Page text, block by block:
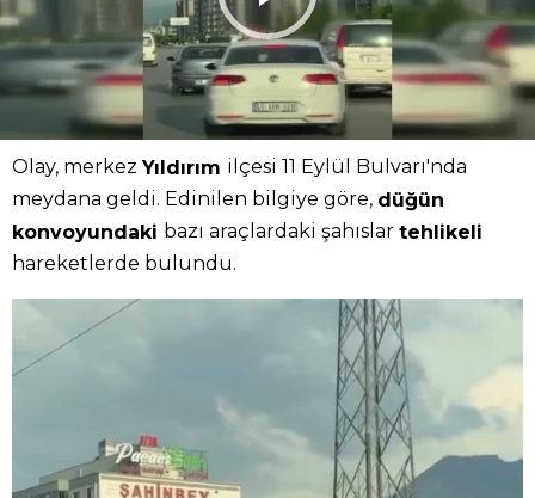
Olay, merkezYıldırım ilçesi 11 Eylül Bulvarı'nda
meydana geldi. Edinilen bilgiye göre, düğün
konvoyundaki bazı araçlardaki şahıslar tehlikeli
hareketlerde bulundu.